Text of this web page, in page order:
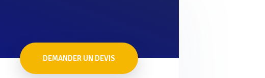
DEMANDER UN DEVIS